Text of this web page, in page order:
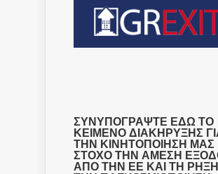
ΣΥΝΥΠΟΓΡΑΨΤΕ ΕΔΩ ΤΟ
ΚΕΙΜΕΝΟ ΔΙΑΚΗΡΥΞΗΣ
ΤΗΝ ΚΙΝΗΤΟΠΟΙΗΣΗ ΜΑΣ
ΣΤΟΧΟ ΤΗΝ ΑΜΕΣΗ
ΑΠΟ ΤΗΝ ΕΕ ΚΑΙ ΤΗ